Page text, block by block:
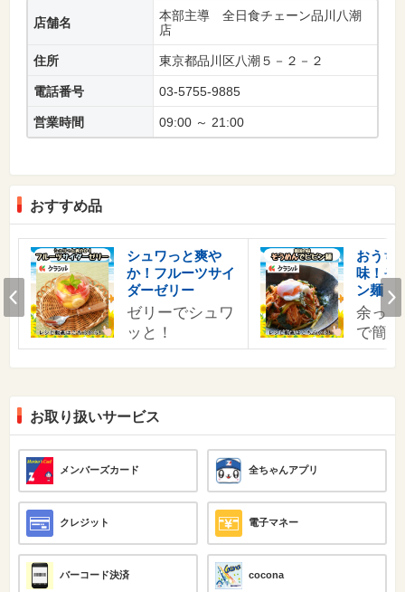
店舗名
本部主導 全日食チェーン品川八潮
店
住所 東京都品川区八潮５－２－２
電話番号 03-5755-9885
営業時間 09:00 ～ 21:00
おすすめ品
シュワっと爽や
か！フルーツサイ
ダーゼリー
ゼリーでシュワ
ッと！
おうち
味！そ
ン麺
余っ
で簡
Prev
お取り扱いサービス
メンバーズカード 全ちゃんアプリ
クレジット 電子マネー
バーコード決済 cocona